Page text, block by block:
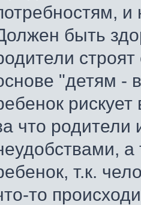
и
быть
"детям -
что
а
т.к.
то